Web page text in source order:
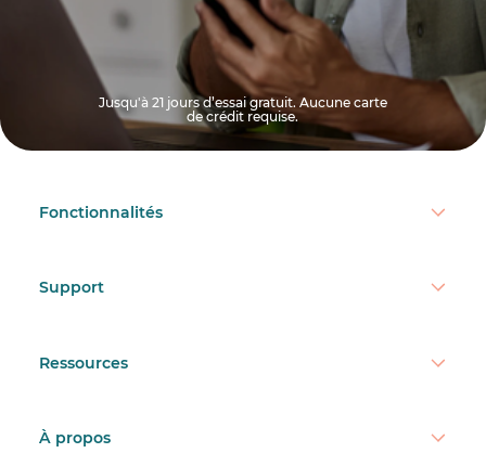
Jusqu'à 21 jours d’essai gratuit. Aucune carte
de crédit requise.
Fonctionnalités
Support
Ressources
À propos